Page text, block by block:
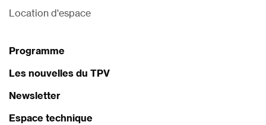
Location d'espace
Programme
Les nouvelles du TPV
Newsletter
Espace technique